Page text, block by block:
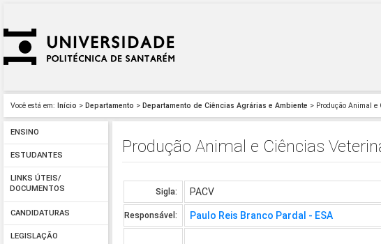
Você está em: Início > Departamento > Departamento de Ciências Agrárias e Ambiente > Produção Animal e
ENSINO
ESTUDANTES
LINKS ÚTEIS/
DOCUMENTOS
CANDIDATURAS
LEGISLAÇÃO
Produção Animal e Ciências
Sigla: PACV
Responsável: Paulo Reis Branco Pardal - ESA